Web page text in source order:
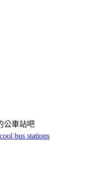
公車站吧
cool bus stations